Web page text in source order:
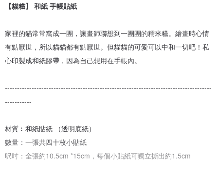
【貓糍】 和紙 手帳貼紙
家裡的貓常常窩成一團，讓畫師聯想到一團團的糯米糍。繪畫時心情
有點厭世，所以貓貓都有點厭世。但貓貓的可愛可以中和一切吧！私
心印製成和紙膠帶，因為自己想用在手帳內。
-------------------------------------------------------------------------------------
-----------
材質︰和紙貼紙 （透明底紙）
數量：一張共四十枚小貼紙
呎吋：全張約10.5cm *15cm，每個小貼紙可獨立撕出約1.5cm